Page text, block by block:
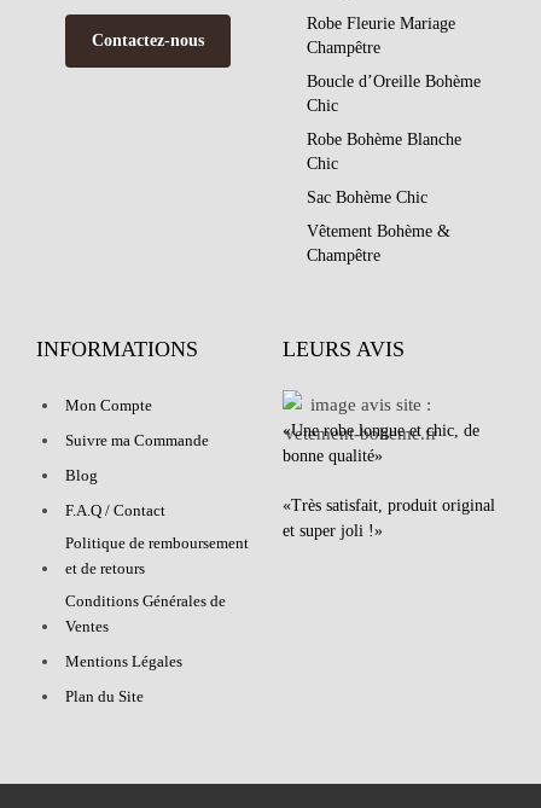
Contactez-nous
Robe Fleurie Mariage
Champêtre
Boucle d’Oreille Bohème
Chic
Robe Bohème Blanche
Chic
Sac Bohème Chic
Vêtement Bohème &
Champêtre
INFORMATIONS
Mon Compte
Suivre ma Commande
Blog
F.A.Q / Contact
Politique de remboursement
et de retours
Conditions Générales de
Ventes
Mentions Légales
Plan du Site
LEURS AVIS
«Une robe longue et chic, de
bonne qualité»
«Très satisfait, produit original
et super joli !»